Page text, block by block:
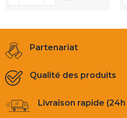
Partenariat
Qualité des produits
Livraison rapide (24h